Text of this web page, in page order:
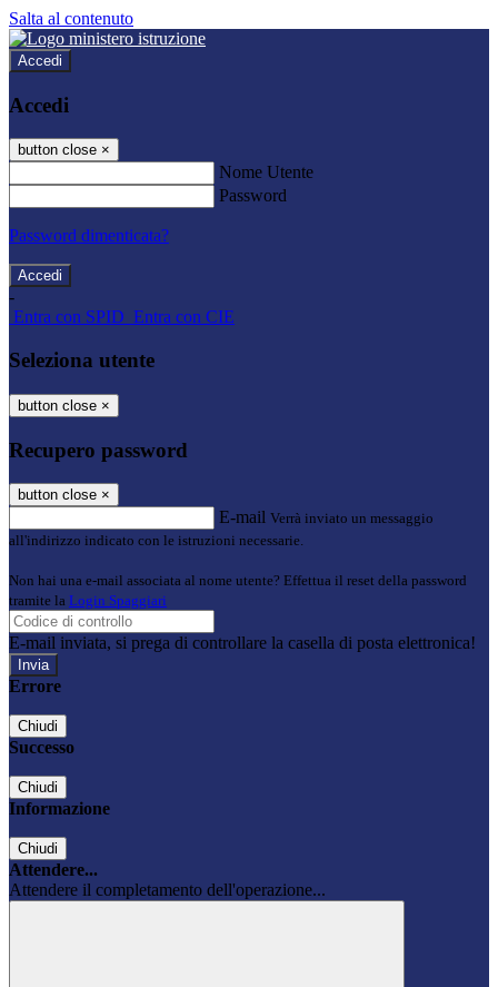
Salta al contenuto
Accedi
Accedi
button close ×
Nome Utente
Password
Password dimenticata?
-
Entra con SPID Entra con CIE
Seleziona utente
button close ×
Recupero password
button close ×
E-mail Verrà inviato un messaggio
all'indirizzo indicato con le istruzioni necessarie.
Non hai una e-mail associata al nome utente? Effettua il reset della password
tramite la Login Spaggiari
E-mail inviata, si prega di controllare la casella di posta elettronica!
Errore
Chiudi
Successo
Chiudi
Informazione
Chiudi
Attendere...
Attendere il completamento dell'operazione...